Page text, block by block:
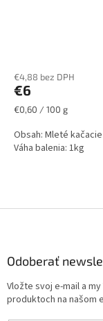
€4,88 bez DPH
€6
Jednotková
€0,60 / 100 g
Obsah: Mleté
Váha balenia: 1kg
Odoberať
Vložte svoj e-mail a
produktoch na našom